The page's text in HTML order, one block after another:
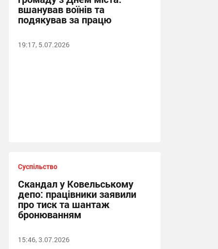
вшанував воїнів та
подякував за працю
19:17, 5.07.2026
Суспільство
Скандал у Ковельському
депо: працівники заявили
про тиск та шантаж
бронюванням
15:46, 3.07.2026